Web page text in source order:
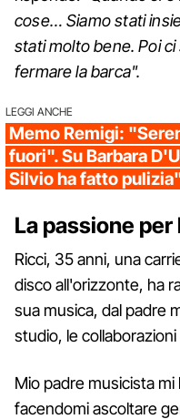
cose… Siamo stati
stati molto bene. Poi
fermare la barca".
LEGGI ANCHE
Memo Remigi:
fuori". Su Barbara
Silvio ha fatto
La passione per
Ricci, 35 anni, una
disco all'orizzonte, ha
sua musica, dal padre
studio, le
Mio padre musicista
facendomi ascoltare